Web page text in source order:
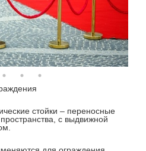
стойки – переносные
с выдвижной